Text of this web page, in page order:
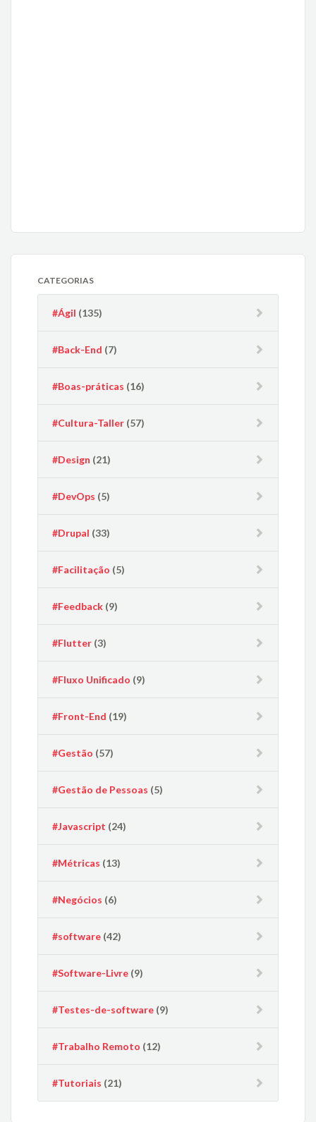
CATEGORIAS
#Ágil (135)
#Back-End (7)
#Boas-práticas (16)
#Cultura-Taller (57)
#Design (21)
#DevOps (5)
#Drupal (33)
#Facilitação (5)
#Feedback (9)
#Flutter (3)
#Fluxo Unificado (9)
#Front-End (19)
#Gestão (57)
#Gestão de Pessoas (5)
#Javascript (24)
#Métricas (13)
#Negócios (6)
#software (42)
#Software-Livre (9)
#Testes-de-software (9)
#Trabalho Remoto (12)
#Tutoriais (21)